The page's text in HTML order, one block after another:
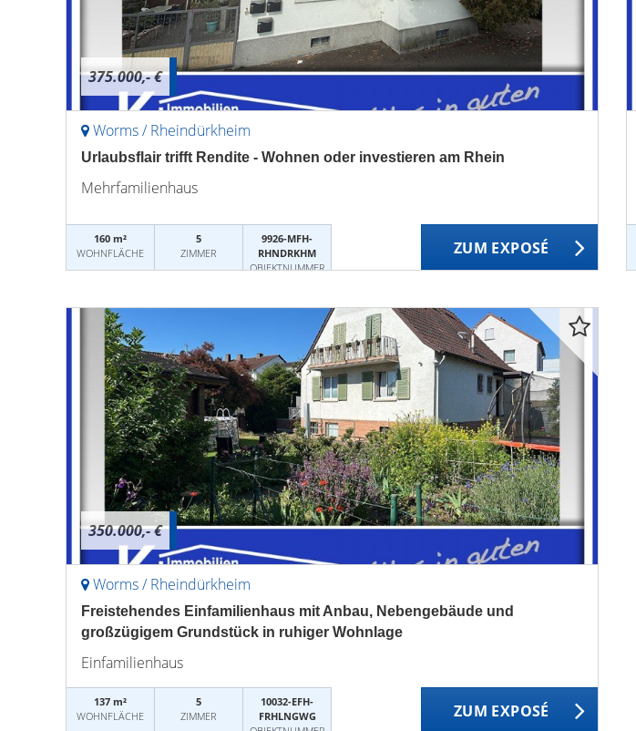
375.000,- €
Worms / Rheindürkheim
Urlaubsflair trifft Rendite - Wohnen oder investieren am Rhein
Mehrfamilienhaus
160 m²
WOHNFLÄCHE
5
ZIMMER
9926-MFH-
RHNDRKHM
OBJEKTNUMMER
ZUM EXPOSÉ
350.000,- €
Worms / Rheindürkheim
Freistehendes Einfamilienhaus mit Anbau, Nebengebäude und
großzügigem Grundstück in ruhiger Wohnlage
Einfamilienhaus
137 m²
WOHNFLÄCHE
5
ZIMMER
10032-EFH-
FRHLNGWG
ZUM EXPOSÉ